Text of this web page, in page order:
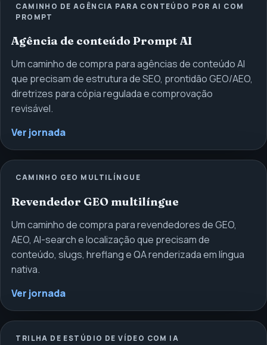
CAMINHO DE AGÊNCIA PARA CONTEÚDO POR AI COM
PROMPT
Agência de conteúdo Prompt AI
Um caminho de compra para agências de conteúdo AI
que precisam de estrutura de SEO, prontidão GEO/AEO,
diretrizes para cópia regulada e comprovação
revisável.
Ver jornada
CAMINHO GEO MULTILÍNGUE
Revendedor GEO multilíngue
Um caminho de compra para revendedores de GEO,
AEO, AI-search e localização que precisam de
conteúdo, slugs, hreflang e QA renderizada em língua
nativa.
Ver jornada
TRILHA DE ESTÚDIO DE VÍDEO COM IA